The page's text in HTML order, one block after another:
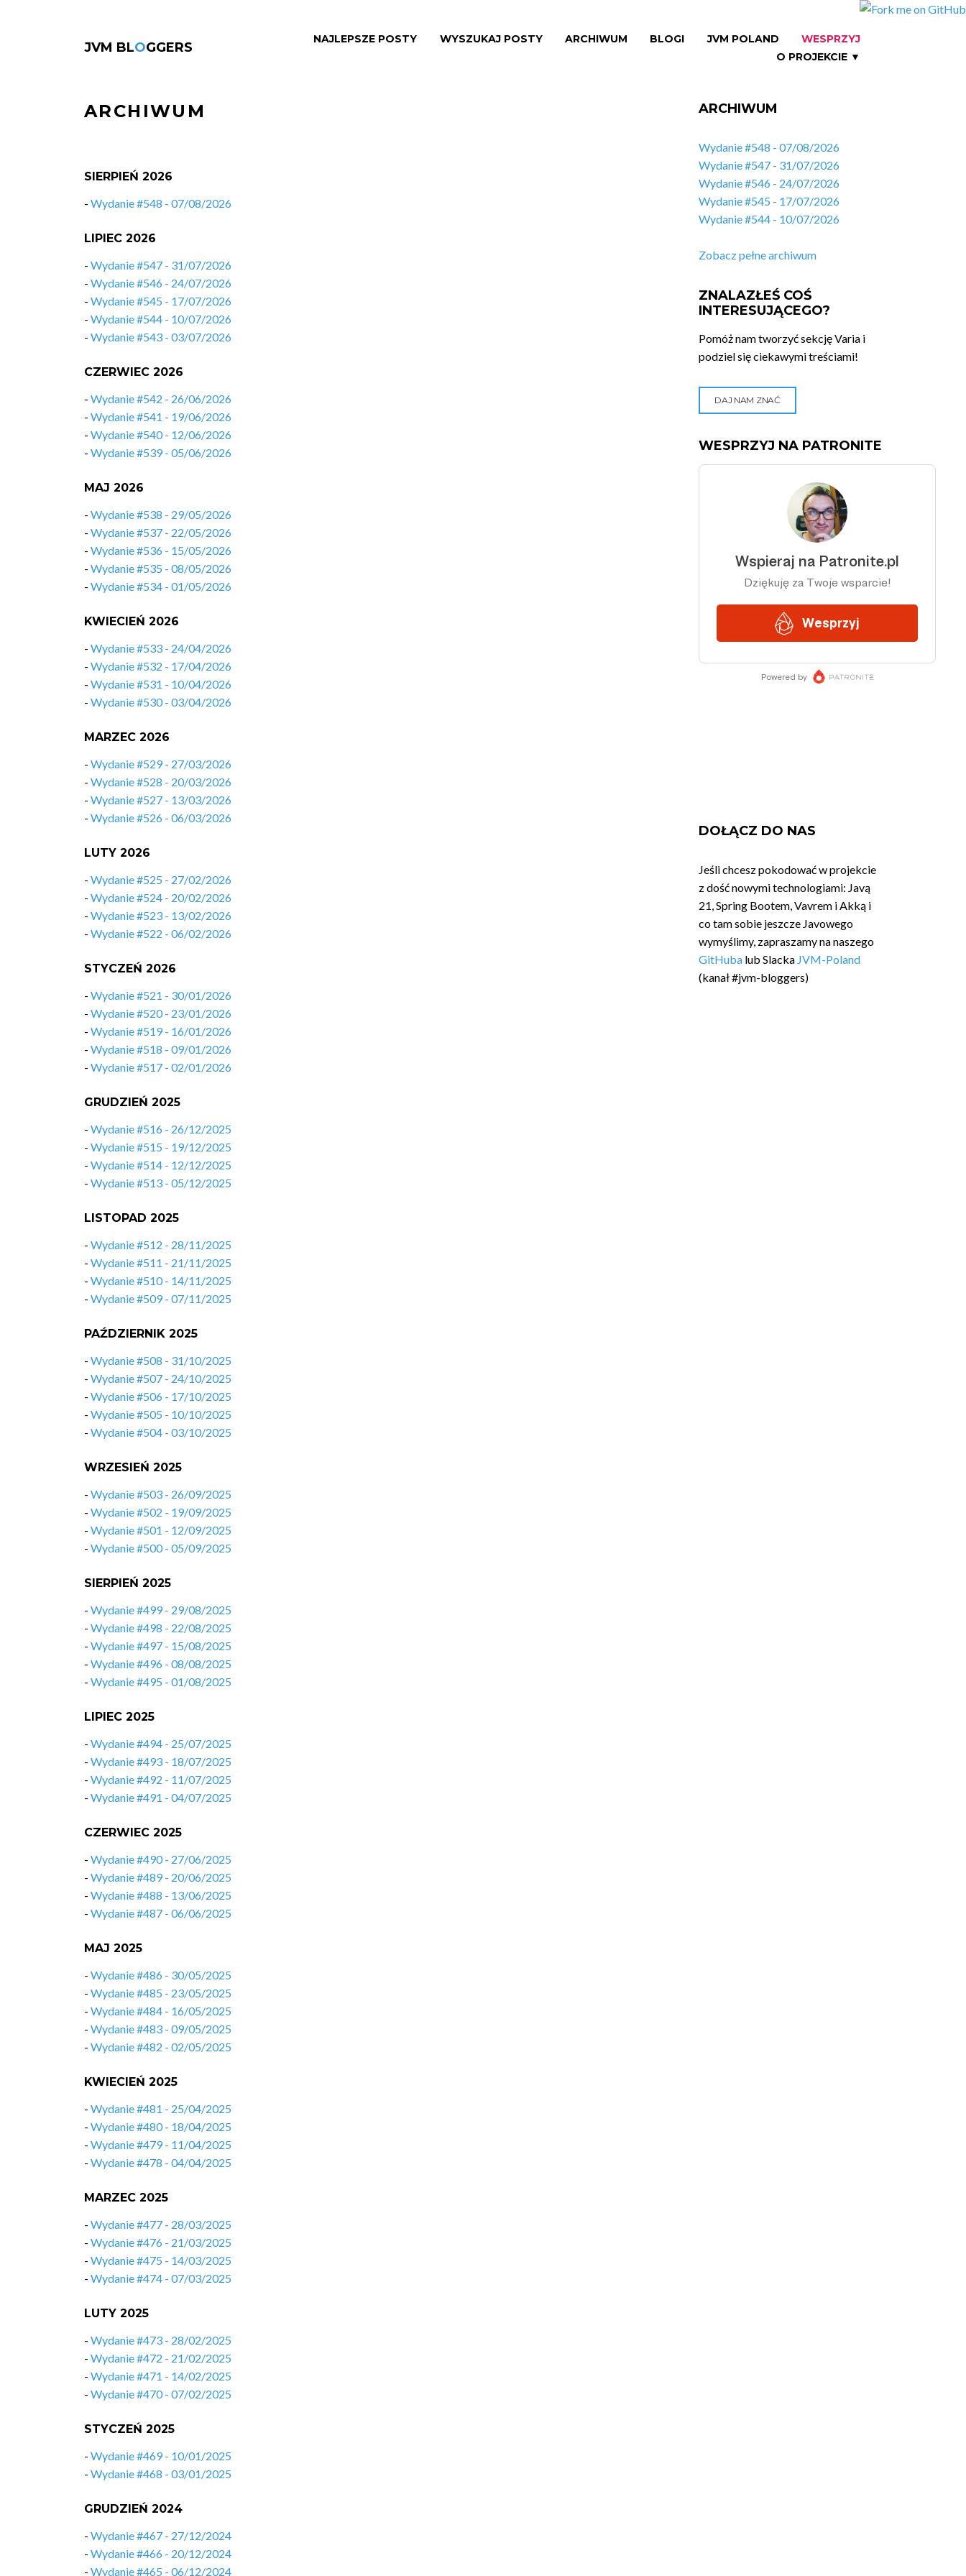
JVM BLOGGERS
NAJLEPSZE POSTY WYSZUKAJ POSTY ARCHIWUM BLOGI JVM POLAND
WESPRZYJ
O PROJEKCIE ▼
ARCHIWUM
SIERPIEŃ 2026
- Wydanie #548 - 07/08/2026
LIPIEC 2026
- Wydanie #547 - 31/07/2026
- Wydanie #546 - 24/07/2026
- Wydanie #545 - 17/07/2026
- Wydanie #544 - 10/07/2026
- Wydanie #543 - 03/07/2026
CZERWIEC 2026
- Wydanie #542 - 26/06/2026
- Wydanie #541 - 19/06/2026
- Wydanie #540 - 12/06/2026
- Wydanie #539 - 05/06/2026
MAJ 2026
- Wydanie #538 - 29/05/2026
- Wydanie #537 - 22/05/2026
- Wydanie #536 - 15/05/2026
- Wydanie #535 - 08/05/2026
- Wydanie #534 - 01/05/2026
KWIECIEŃ 2026
- Wydanie #533 - 24/04/2026
- Wydanie #532 - 17/04/2026
- Wydanie #531 - 10/04/2026
- Wydanie #530 - 03/04/2026
MARZEC 2026
- Wydanie #529 - 27/03/2026
- Wydanie #528 - 20/03/2026
- Wydanie #527 - 13/03/2026
- Wydanie #526 - 06/03/2026
LUTY 2026
- Wydanie #525 - 27/02/2026
- Wydanie #524 - 20/02/2026
- Wydanie #523 - 13/02/2026
- Wydanie #522 - 06/02/2026
STYCZEŃ 2026
- Wydanie #521 - 30/01/2026
- Wydanie #520 - 23/01/2026
- Wydanie #519 - 16/01/2026
- Wydanie #518 - 09/01/2026
- Wydanie #517 - 02/01/2026
GRUDZIEŃ 2025
- Wydanie #516 - 26/12/2025
- Wydanie #515 - 19/12/2025
- Wydanie #514 - 12/12/2025
- Wydanie #513 - 05/12/2025
LISTOPAD 2025
- Wydanie #512 - 28/11/2025
- Wydanie #511 - 21/11/2025
- Wydanie #510 - 14/11/2025
- Wydanie #509 - 07/11/2025
PAŹDZIERNIK 2025
- Wydanie #508 - 31/10/2025
- Wydanie #507 - 24/10/2025
- Wydanie #506 - 17/10/2025
- Wydanie #505 - 10/10/2025
- Wydanie #504 - 03/10/2025
WRZESIEŃ 2025
- Wydanie #503 - 26/09/2025
- Wydanie #502 - 19/09/2025
- Wydanie #501 - 12/09/2025
- Wydanie #500 - 05/09/2025
SIERPIEŃ 2025
- Wydanie #499 - 29/08/2025
- Wydanie #498 - 22/08/2025
- Wydanie #497 - 15/08/2025
- Wydanie #496 - 08/08/2025
- Wydanie #495 - 01/08/2025
LIPIEC 2025
- Wydanie #494 - 25/07/2025
- Wydanie #493 - 18/07/2025
- Wydanie #492 - 11/07/2025
- Wydanie #491 - 04/07/2025
CZERWIEC 2025
- Wydanie #490 - 27/06/2025
- Wydanie #489 - 20/06/2025
- Wydanie #488 - 13/06/2025
- Wydanie #487 - 06/06/2025
MAJ 2025
- Wydanie #486 - 30/05/2025
- Wydanie #485 - 23/05/2025
- Wydanie #484 - 16/05/2025
- Wydanie #483 - 09/05/2025
- Wydanie #482 - 02/05/2025
KWIECIEŃ 2025
- Wydanie #481 - 25/04/2025
- Wydanie #480 - 18/04/2025
- Wydanie #479 - 11/04/2025
- Wydanie #478 - 04/04/2025
MARZEC 2025
- Wydanie #477 - 28/03/2025
- Wydanie #476 - 21/03/2025
- Wydanie #475 - 14/03/2025
- Wydanie #474 - 07/03/2025
LUTY 2025
- Wydanie #473 - 28/02/2025
- Wydanie #472 - 21/02/2025
- Wydanie #471 - 14/02/2025
- Wydanie #470 - 07/02/2025
STYCZEŃ 2025
- Wydanie #469 - 10/01/2025
- Wydanie #468 - 03/01/2025
GRUDZIEŃ 2024
- Wydanie #467 - 27/12/2024
- Wydanie #466 - 20/12/2024
- Wydanie #465 - 06/12/2024
ARCHIWUM
Wydanie #548 - 07/08/2026
Wydanie #547 - 31/07/2026
Wydanie #546 - 24/07/2026
Wydanie #545 - 17/07/2026
Wydanie #544 - 10/07/2026
Zobacz pełne archiwum
ZNALAZŁEŚ COŚ
INTERESUJĄCEGO?
Pomóż nam tworzyć sekcję Varia i
podziel się ciekawymi treściami!
DAJ NAM ZNAĆ
WESPRZYJ NA PATRONITE
DOŁĄCZ DO NAS
Jeśli chcesz pokodować w projekcie
z dość nowymi technologiami: Javą
21, Spring Bootem, Vavrem i Akką i
co tam sobie jeszcze Javowego
wymyślimy, zapraszamy na naszego
GitHuba lub Slacka JVM-Poland
(kanał #jvm-bloggers)